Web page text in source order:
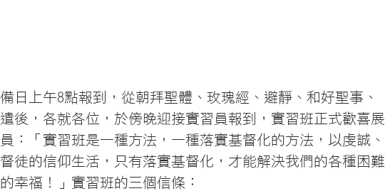
日上午8點報到，從朝拜聖體、玫瑰經、避靜、和好聖事、
後，各就各位，於傍晚迎接實習員報到，實習班正式歡喜展
：「實習班是一種方法，一種落實基督化的方法，以虔誠、
徒的信仰生活，只有落實基督化，才能解決我們的各種困難
幸福！」實習班的三個信條：